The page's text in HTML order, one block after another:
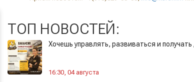
ТОП НОВОСТЕЙ:
Хочешь управлять, развиваться и
16:30, 04 августа